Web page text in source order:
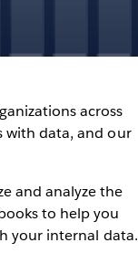
across
with data, and our
and analyze the
to help you
your internal data.